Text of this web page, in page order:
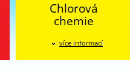
Chlorová
chemie
více informací